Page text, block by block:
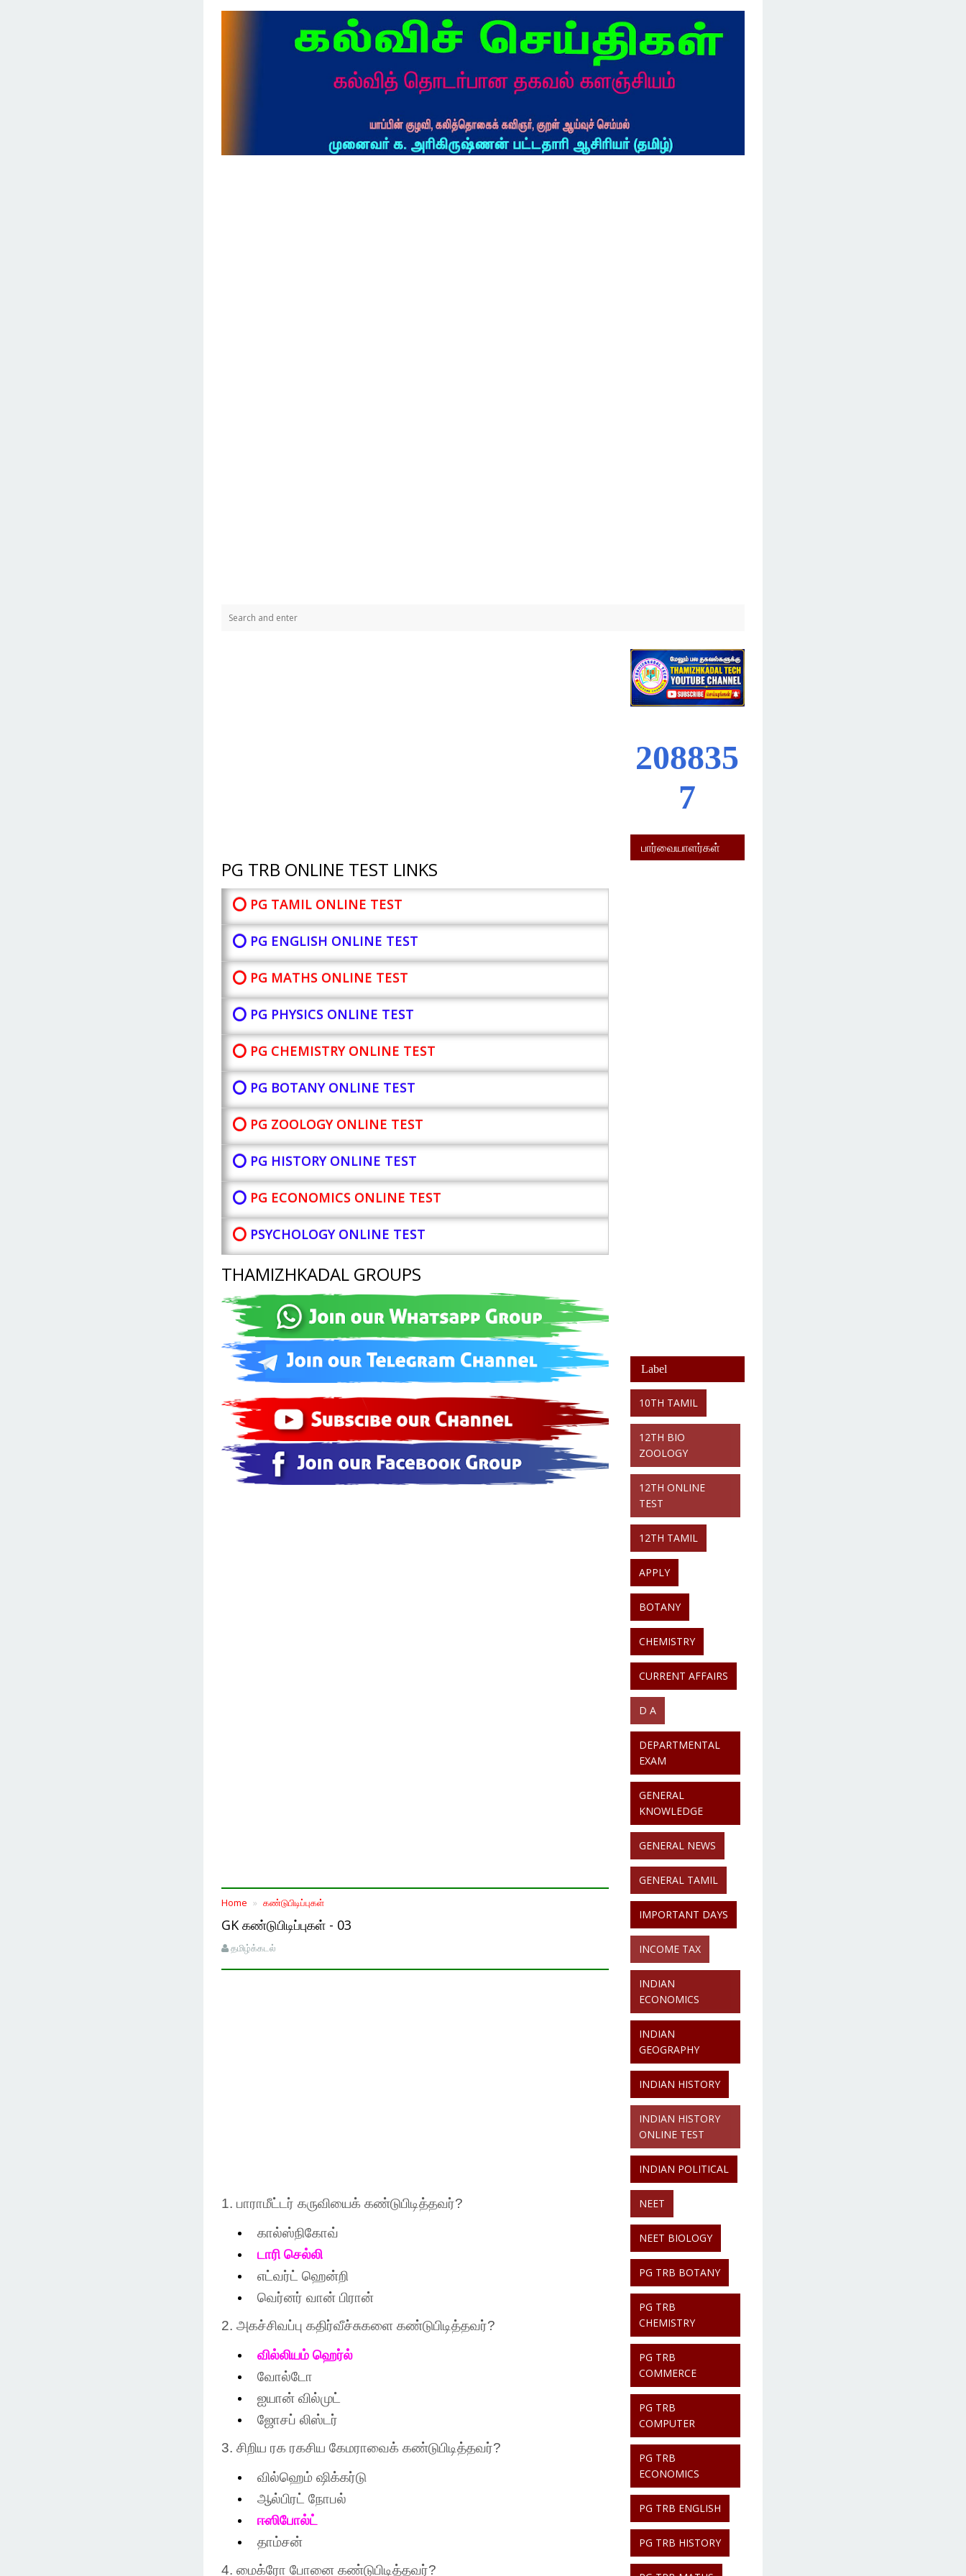
PG TRB ONLINE TEST LINKS
⭕ PG TAMIL ONLINE TEST
⭕ PG ENGLISH ONLINE TEST
⭕ PG MATHS ONLINE TEST
⭕ PG PHYSICS ONLINE TEST
⭕ PG CHEMISTRY ONLINE TEST
⭕ PG BOTANYONLINE TEST
⭕ PG ZOOLOGY ONLINE TEST
⭕ PG HISTORY ONLINE TEST
⭕ PG ECONOMICS ONLINE TEST
⭕ PSYCHOLOGY ONLINE TEST
THAMIZHKADAL GROUPS
Home கண்டுபிடிப்புகள்
GK கண்டுபிடிப்புகள் - 03
தமிழ்க்கடல்
1. பாராமீட்டர் கருவியைக் கண்டுபிடித்தவர்?
கால்ஸ்நிகோவ்
டாரி செல்லி
எட்வர்ட் ஹென்றி
வெர்னர் வான் பிரான்
2. அகச்சிவப்பு கதிர்வீச்சுகளை கண்டுபிடித்தவர்?
வில்லியம் ஹெர்ல்
வோல்டோ
ஐயான் வில்முட்
ஜோசப் லிஸ்டர்
3. சிறிய ரக ரகசிய கேமராவைக் கண்டுபிடித்தவர்?
வில்ஹெம் ஷிக்கர்டு
ஆல்பிரட் நோபல்
ஈஸிபோல்ட்
தாம்சன்
4. மைக்ரோ போனை கண்டுபிடித்தவர்?
208835
7
பார்வையாளர்கள்
Label
10TH TAMIL
12TH BIO
ZOOLOGY
12TH ONLINE
TEST
12TH TAMIL
APPLY
BOTANY
CHEMISTRY
CURRENT AFFAIRS
D A
DEPARTMENTAL
EXAM
GENERAL
KNOWLEDGE
GENERAL NEWS
GENERAL TAMIL
IMPORTANT DAYS
INCOME TAX
INDIAN
ECONOMICS
INDIAN
GEOGRAPHY
INDIAN HISTORY
INDIAN HISTORY
ONLINE TEST
INDIAN POLITICAL
NEET
NEET BIOLOGY
PG TRB BOTANY
PG TRB
CHEMISTRY
PG TRB
COMMERCE
PG TRB
COMPUTER
PG TRB
ECONOMICS
PG TRB ENGLISH
PG TRB HISTORY